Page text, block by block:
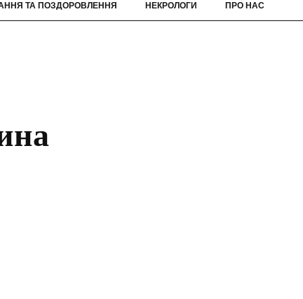
ТА ПОЗДОРОВЛЕННЯ НЕКРОЛОГИ ПРО НАС